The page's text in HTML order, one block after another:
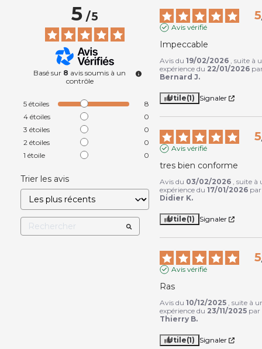
5/5
Basé sur 8 avis soumis à un
contrôle
5 étoiles
8
4 étoiles
0
3 étoiles
0
2 étoiles
0
1 étoile 0
Trier les avis
5
Avis vérifié
Impeccable
Avis du19/02/2026 , suite à
expérience du 22/01/2026
Bernard J.
Utile(1) Signaler
5
Avis vérifié
tres bien conforme
Avis du 03/02/2026 , suite à
expérience du17/01/2026 par
Didier K.
Utile(1) Signaler
5
Avis vérifié
Ras
Avis du10/12/2025 , suite à
expérience du 23/11/2025 par
Thierry B.
Utile(1) Signaler